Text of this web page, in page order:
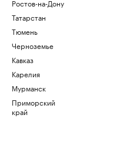
Ростов-на-Дону
Татарстан
Тюмень
Черноземье
Кавказ
Карелия
Мурманск
Приморский
край